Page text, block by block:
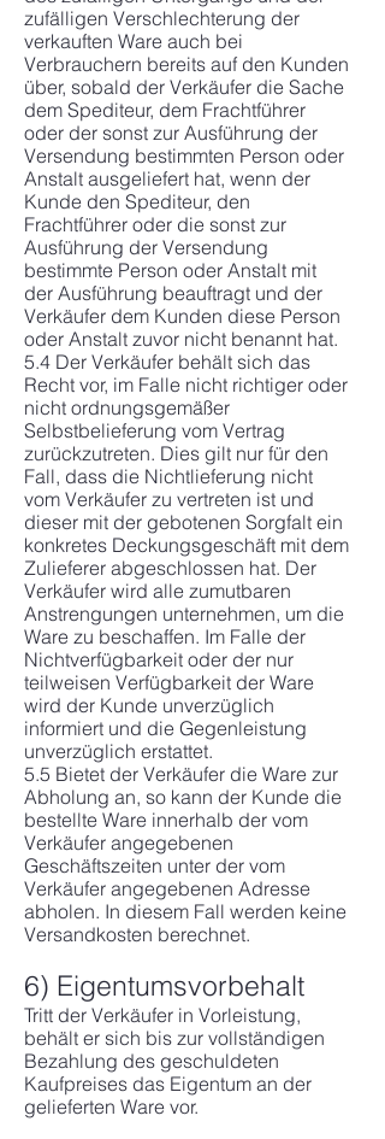
zufälligen Verschlechterung der
verkauften Ware auch bei
Verbrauchern bereits auf den Kunden
über, sobald der Verkäufer die Sache
dem Spediteur, dem Frachtführer
oder der sonst zur Ausführung der
Versendung bestimmten Person oder
Anstalt ausgeliefert hat, wenn der
Kunde den Spediteur, den
Frachtführer oder die sonst zur
Ausführung der Versendung
bestimmte Person oder Anstalt mit
der Ausführung beauftragt und der
Verkäufer dem Kunden diese Person
oder Anstalt zuvor nicht benannt hat.
5.4 Der Verkäufer behält sich das
Recht vor, im Falle nicht richtiger oder
nicht ordnungsgemäßer
Selbstbelieferung vom Vertrag
zurückzutreten. Dies gilt nur für den
Fall, dass die Nichtlieferung nicht
vom Verkäufer zu vertreten ist und
dieser mit der gebotenen Sorgfalt ein
konkretes Deckungsgeschäft mit dem
Zulieferer abgeschlossen hat. Der
Verkäufer wird alle zumutbaren
Anstrengungen unternehmen, um die
Ware zu beschaffen. Im Falle der
Nichtverfügbarkeit oder der nur
teilweisen Verfügbarkeit der Ware
wird der Kunde unverzüglich
informiert und die Gegenleistung
unverzüglich erstattet.
5.5 Bietet der Verkäufer die Ware zur
Abholung an, so kann der Kunde die
bestellte Ware innerhalb der vom
Verkäufer angegebenen
Geschäftszeiten unter der vom
Verkäufer angegebenen Adresse
abholen. In diesem Fall werden keine
Versandkosten berechnet.
6) Eigentumsvorbehalt
Tritt der Verkäufer in Vorleistung,
behält er sich bis zur vollständigen
Bezahlung des geschuldeten
Kaufpreises das Eigentum an der
gelieferten Ware vor.